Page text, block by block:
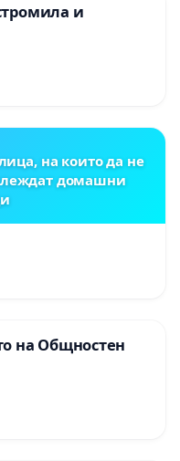
и
на които да не
домашни
на Общностен